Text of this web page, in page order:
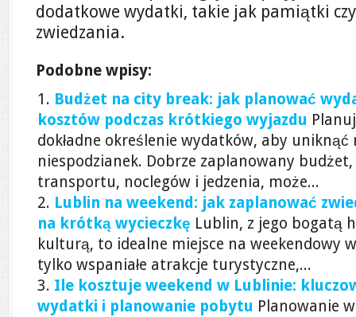
dodatkowe wydatki, takie jak pamiątki
zwiedzania.
Podobne wpisy:
Budżet na city break: jak planować
kosztów podczas krótkiego wyjazdu
dokładne określenie wydatków, aby
niespodzianek. Dobrze zaplanowany
transportu, noclegów i jedzenia, może...
Lublin na weekend: jak zaplanować
na krótką wycieczkę Lublin, z jego bogatą
kulturą, to idealne miejsce na weekendowy
tylko wspaniałe atrakcje turystyczne,...
Ile kosztuje weekend w Lublinie:
wydatki i planowanie pobytu Planowanie